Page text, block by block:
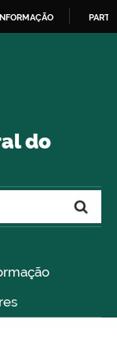
do